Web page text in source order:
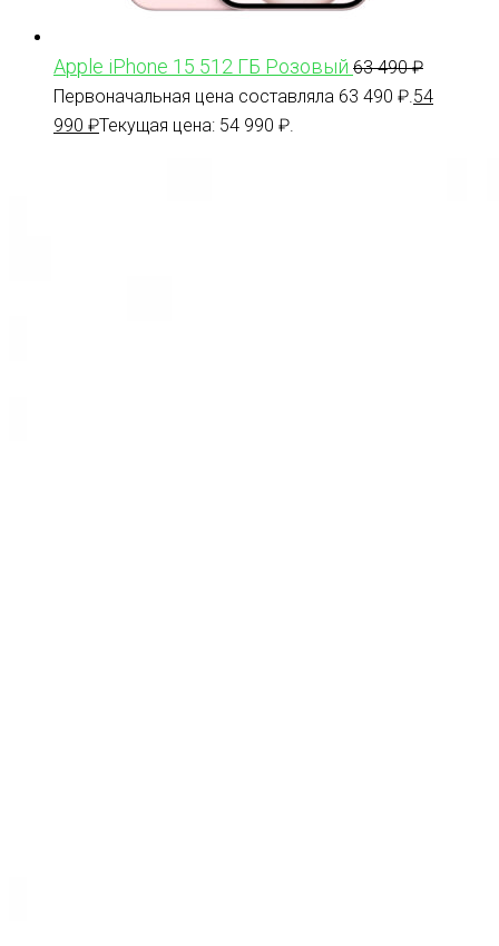
Apple iPhone 15 512 ГБ Розовый 63 490₽
Первоначальная цена составляла 63 490 ₽. 54
990 ₽Текущая цена: 54 990 ₽.